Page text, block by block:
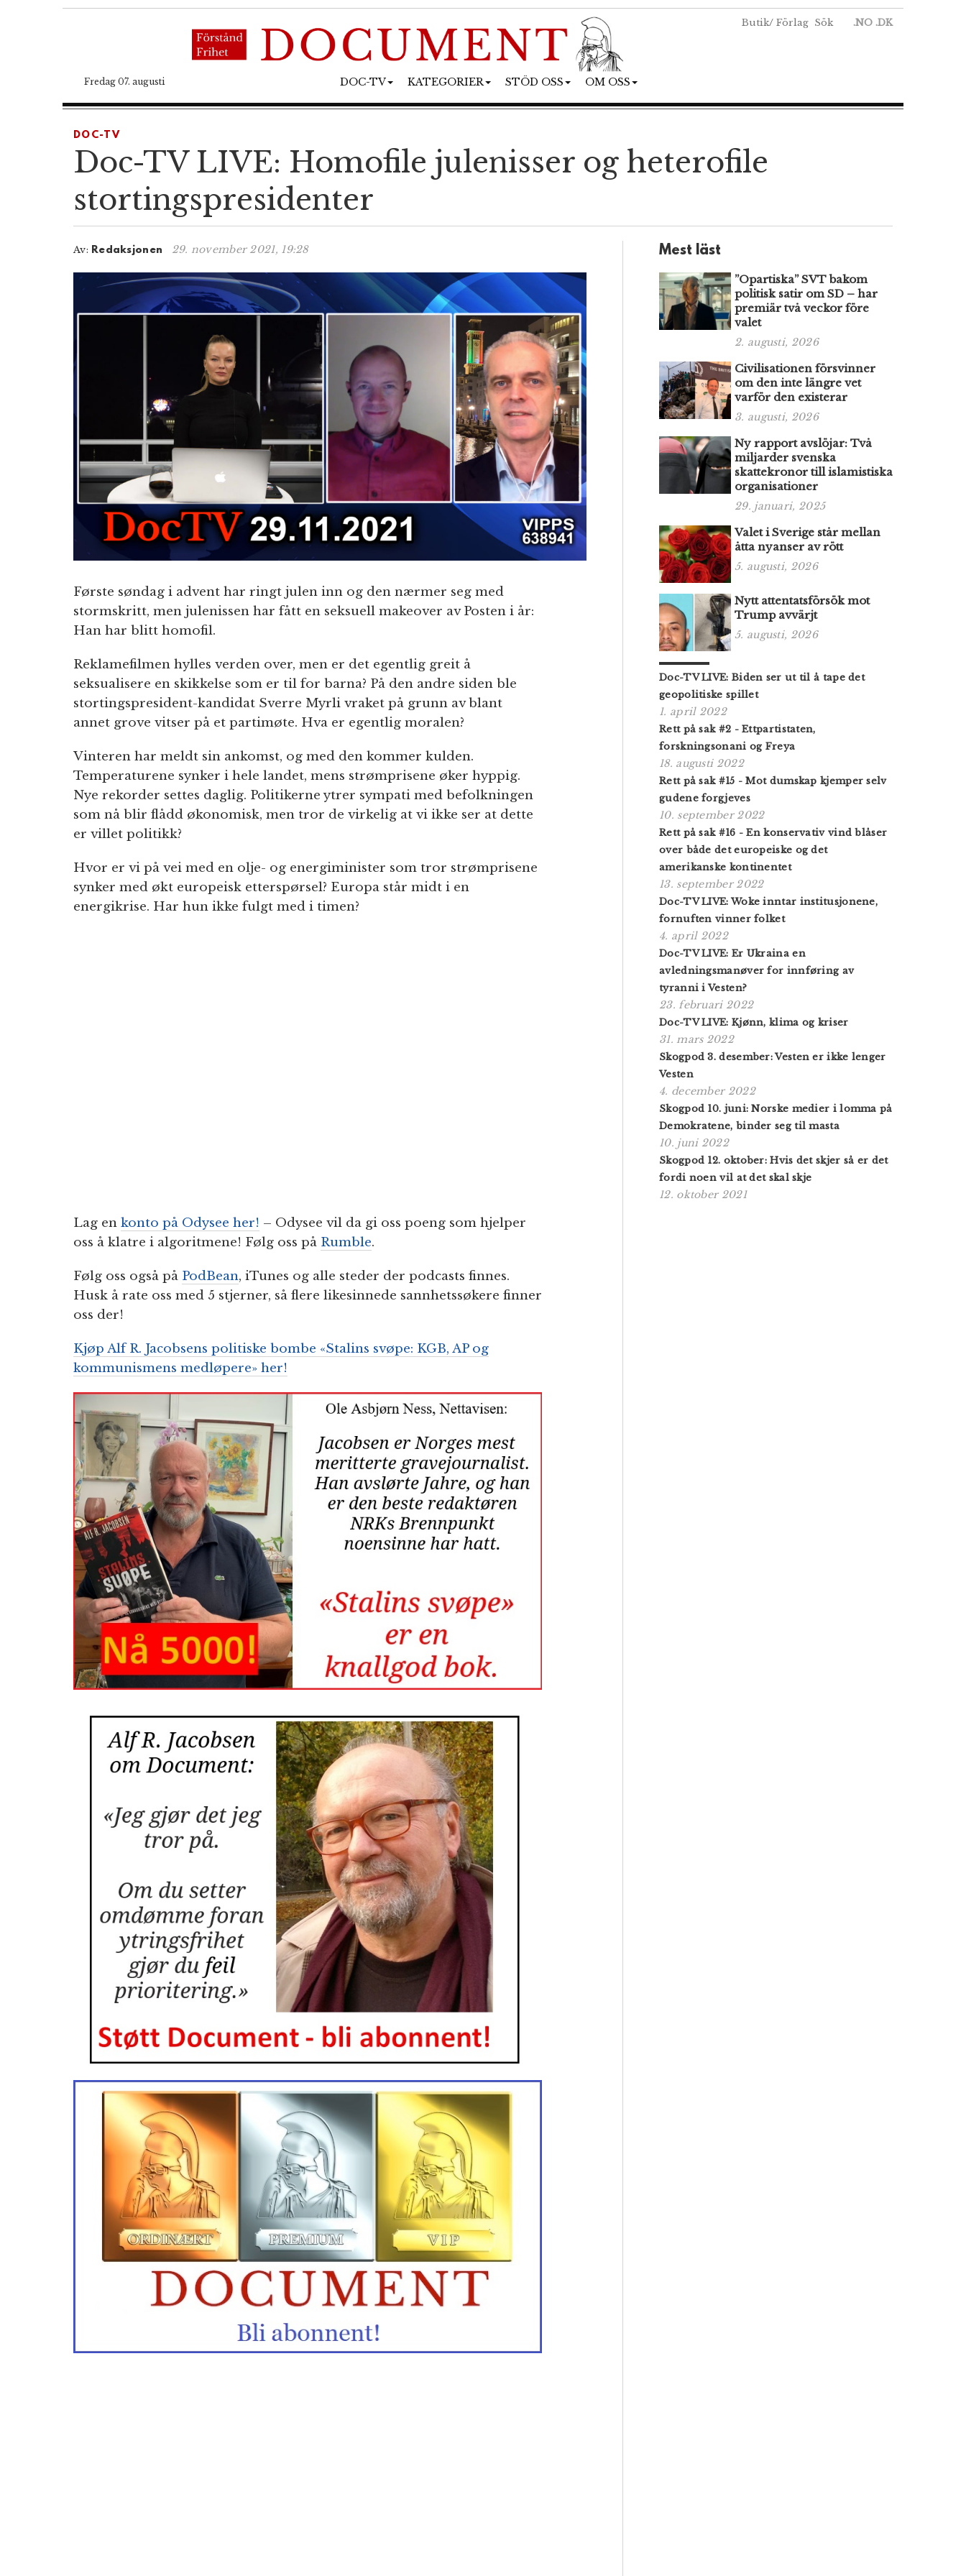
Butik/ Förlag Sök .NO .DK
Fredag 07. augusti DOC-TV KATEGORIER STÖD OSS OM OSS
DOC-TV
Doc-TV LIVE: Homofile julenisser og heterofile
stortingspresidenter
Av: Redaksjonen 29. november 2021, 19:28
Første søndag i advent har ringt julen inn og den nærmer seg med
stormskritt, men julenissen har fått en seksuell makeover av Posten i år:
Han har blitt homofil.
Reklamefilmen hylles verden over, men er det egentlig greit å
seksualisere en skikkelse som er til for barna? På den andre siden ble
stortingspresident-kandidat Sverre Myrli vraket på grunn av blant
annet grove vitser på et partimøte. Hva er egentlig moralen?
Vinteren har meldt sin ankomst, og med den kommer kulden.
Temperaturene synker i hele landet, mens strømprisene øker hyppig.
Nye rekorder settes daglig. Politikerne ytrer sympati med befolkningen
som nå blir flådd økonomisk, men tror de virkelig at vi ikke ser at dette
er villet politikk?
Hvor er vi på vei med en olje- og energiminister som tror strømprisene
synker med økt europeisk etterspørsel? Europa står midt i en
energikrise. Har hun ikke fulgt med i timen?
Lag en konto på Odysee her! – Odysee vil da gi oss poeng som hjelper
oss å klatre i algoritmene! Følg oss på Rumble.
Følg oss også på PodBean, iTunes og alle steder der podcasts finnes.
Husk å rate oss med 5 stjerner, så flere likesinnede sannhetssøkere finner
oss der!
Kjøp Alf R. Jacobsens politiske bombe «Stalins svøpe: KGB, AP og
kommunismens medløpere» her!
Mest läst
”Opartiska” SVT bakom
politisk satir om SD – har
premiär två veckor före
valet
2. augusti, 2026
Civilisationen försvinner
om den inte längre vet
varför den existerar
3. augusti, 2026
Ny rapport avslöjar: Två
miljarder svenska
skattekronor till islamistiska
organisationer
29. januari, 2025
Valet i Sverige står mellan
åtta nyanser av rött
5. augusti, 2026
Nytt attentatsförsök mot
Trump avvärjt
5. augusti, 2026
Doc-TV LIVE: Biden ser ut til å tape det
geopolitiske spillet
1. april 2022
Rett på sak #2 - Ettpartistaten,
forskningsonani og Freya
18. augusti 2022
Rett på sak #15 - Mot dumskap kjemper selv
gudene forgjeves
10. september 2022
Rett på sak #16 - En konservativ vind blåser
over både det europeiske og det
amerikanske kontinentet
13. september 2022
Doc-TV LIVE: Woke inntar institusjonene,
fornuften vinner folket
4. april 2022
Doc-TV LIVE: Er Ukraina en
avledningsmanøver for innføring av
tyranni i Vesten?
23. februari 2022
Doc-TV LIVE: Kjønn, klima og kriser
31. mars 2022
Skogpod 3. desember: Vesten er ikke lenger
Vesten
4. december 2022
Skogpod 10. juni: Norske medier i lomma på
Demokratene, binder seg til masta
10. juni 2022
Skogpod 12. oktober: Hvis det skjer så er det
fordi noen vil at det skal skje
12. oktober 2021